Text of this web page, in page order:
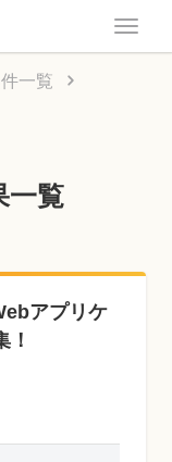
Toggle
一覧
一覧
アプリケ
！